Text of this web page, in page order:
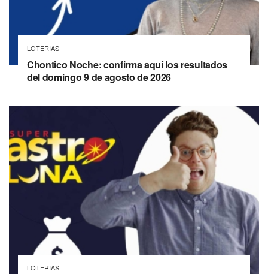
LOTERIAS
Chontico Noche: confirma aquí los resultados
del domingo 9 de agosto de 2026
LOTERIAS